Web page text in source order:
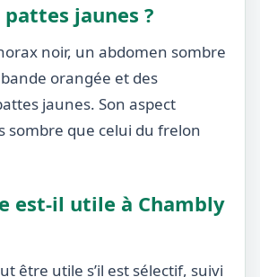
jaunes ?
noir, un abdomen sombre
orangée et des
jaunes. Son aspect
sombre que celui du frelon
est-il utile à Chambly
être utile s’il est sélectif, suivi